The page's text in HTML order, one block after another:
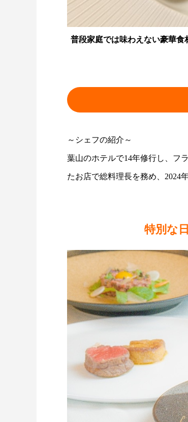
普段家庭では味わえない豪華食
～シェフの紹介～
葉山のホテルで14年修行し、フ
たお店で総料理長を務め、2024
特別な